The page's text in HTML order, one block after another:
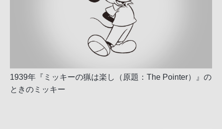
1939年『ミッキーの猟は楽し（原題：The Pointer）』の
ときのミッキー